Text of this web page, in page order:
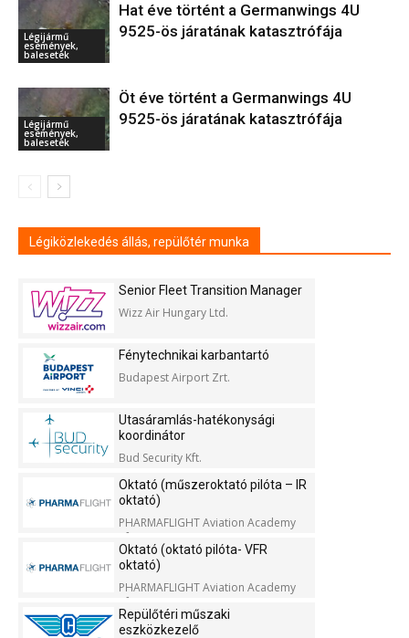
Légijármű
események,
balesetek
Hat éve történt a Germanwings 4U
9525-ös járatának katasztrófája
Légijármű
események,
balesetek
Öt éve történt a Germanwings 4U
9525-ös járatának katasztrófája
Légiközlekedés állás, repülőtér munka
Senior Fleet Transition Manager
Wizz Air Hungary Ltd.
Fénytechnikai karbantartó
Budapest Airport Zrt.
Utasáramlás-hatékonysági
koordinátor
Bud Security Kft.
Oktató (műszeroktató pilóta – IR
oktató)
PHARMAFLIGHT Aviation Academy
Kft.
Oktató (oktató pilóta- VFR
oktató)
PHARMAFLIGHT Aviation Academy
Kft.
Repülőtéri műszaki
eszközkezelő